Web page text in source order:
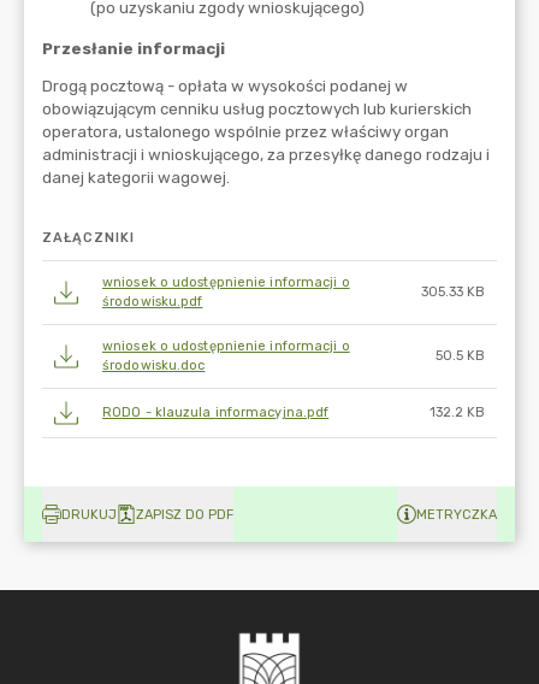
ZAŁĄCZNIKI
wniosek o udostępnienie informacji o
środowisku.pdf
305.33 KB
wniosek o udostępnienie informacji o
środowisku.doc
50.5 KB
RODO - klauzula informacyjna.pdf 132.2 KB
DRUKUJ ZAPISZ DO PDF METRYCZKA